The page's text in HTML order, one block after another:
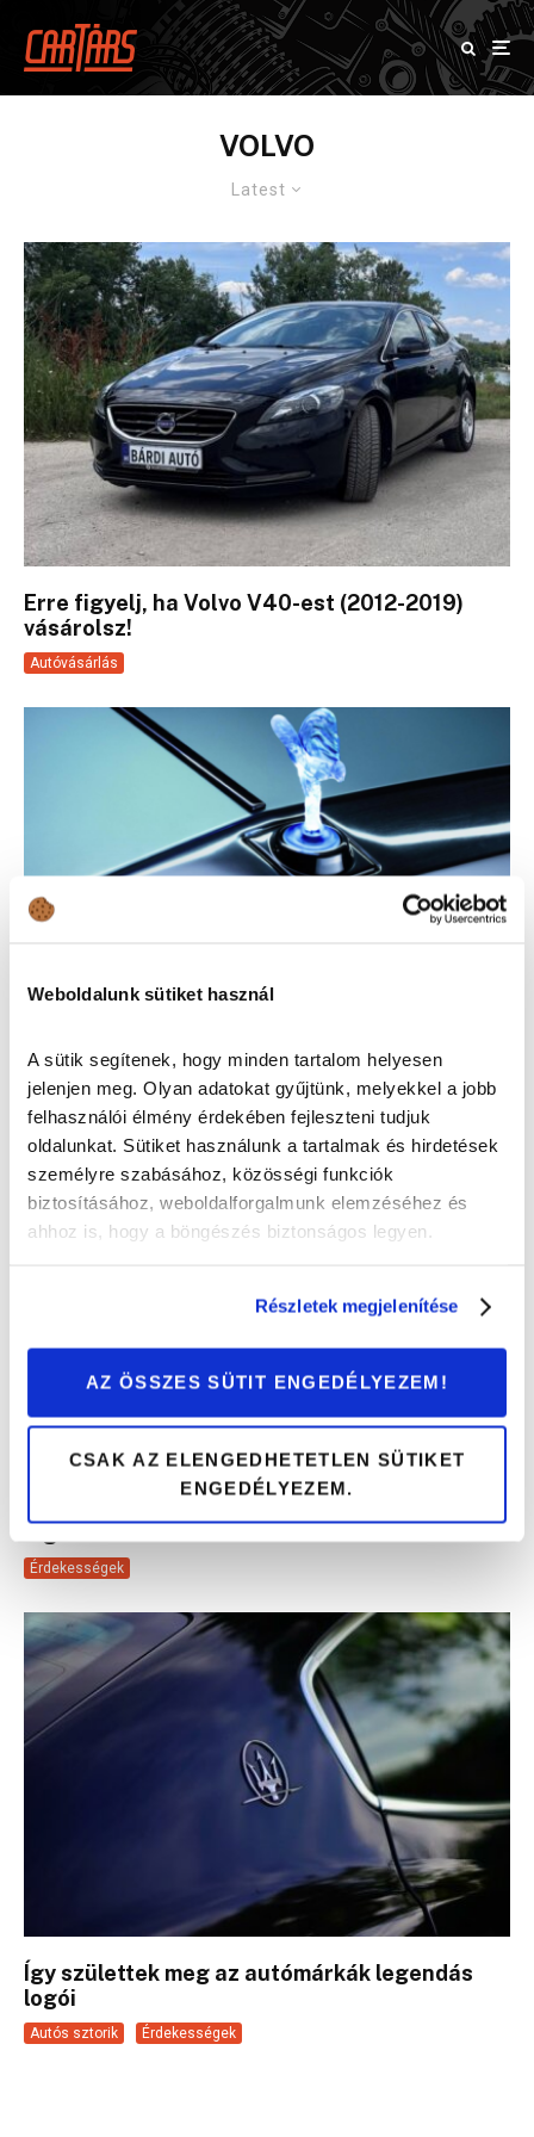
Weboldalunk sütiket használ
A sütik segítenek, hogy minden tartalom helyesen
jelenjen meg. Olyan adatokat gyűjtünk, melyekkel a jobb
felhasználói élmény érdekében fejleszteni tudjuk
oldalunkat. Sütiket használunk a tartalmak és hirdetések
személyre szabásához, közösségi funkciók
biztosításához, weboldalforgalmunk elemzéséhez és
ahhoz is, hogy a böngészés biztonságos legyen.
Részletek megjelenítése
AZ ÖSSZES SÜTIT ENGEDÉLYEZEM!
CSAK AZ ELENGEDHETETLEN SÜTIKET
ENGEDÉLYEZEM.
VOLVO
Latest
Erre figyelj, ha Volvo V40-est (2012-2019)
vásárolsz!
Autóvásárlás
5 híres márkanév születése
Autós sztorik
Érdekességek
Így születtek meg az autómárkák legendás
logói
Autós sztorik Érdekességek